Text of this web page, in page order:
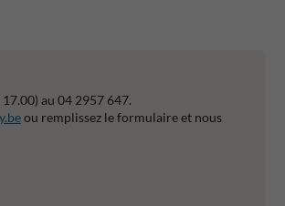
au 04 2957 647.
ou remplissez le formulaire et nous